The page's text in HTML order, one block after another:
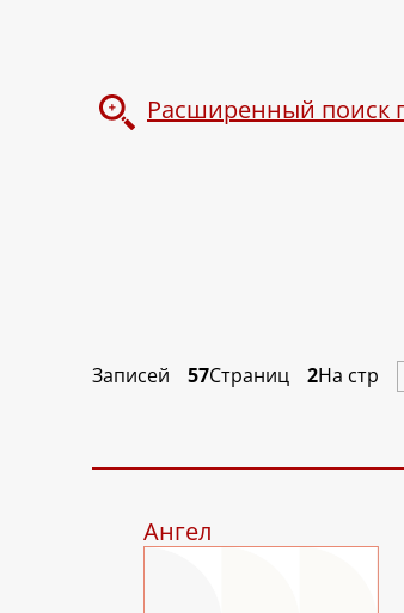
Расширенный поиск
Записей 57Страниц 2На стр
Ангел